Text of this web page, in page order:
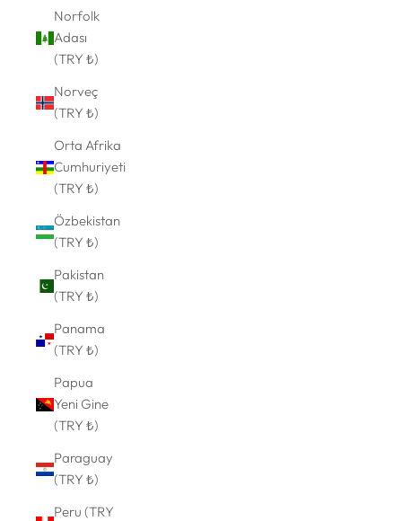
Norfolk
Adası
(TRY ₺)
Norveç
(TRY ₺)
Orta Afrika
Cumhuriyeti
(TRY ₺)
Özbekistan
(TRY ₺)
Pakistan
(TRY ₺)
Panama
(TRY ₺)
Papua
Yeni Gine
(TRY ₺)
Paraguay
(TRY ₺)
Peru (TRY